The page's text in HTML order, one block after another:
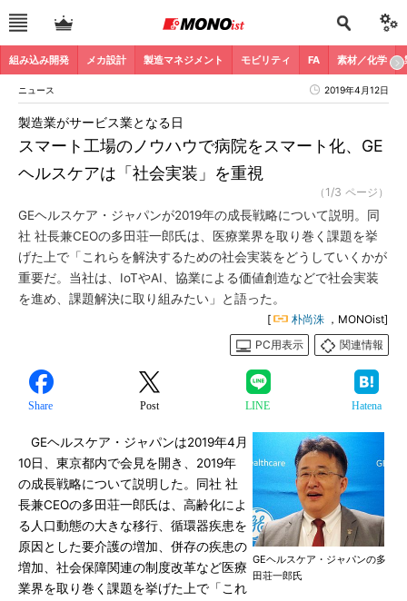
組み込み開発 メカ設計 製造マネジメント モビリティ FA 素材／化学
ニュース 2019年4月12日
スマート工場のノウハウで病院をスマート化、GE
ヘルスケアは「社会実装」を重視
製造業がサービス業となる日
（1/3 ページ）
GEヘルスケア・ジャパンが2019年の成長戦略について説明。同
社 社長兼CEOの多田荘一郎氏は、医療業界を取り巻く課題を挙
げた上で「これらを解決するための社会実装をどうしていくかが
重要だ。当社は、IoTやAI、協業による価値創造などで社会実装
を進め、課題解決に取り組みたい」と語った。
[ 朴尚洙 ，MONOist]
PC用表示
関連情報
Share Post LINE Hatena
GEヘルスケア・ジャパンの多
田荘一郎氏
GEヘルスケア・ジャパンは2019年4月
10日、東京都内で会見を開き、2019年
の成長戦略について説明した。同社 社
長兼CEOの多田荘一郎氏は、高齢化によ
る人口動態の大きな移行、循環器疾患を
原因とした要介護の増加、併存の疾患の
増加、社会保障関連の制度改革など医療
業界を取り巻く課題を挙げた上で「これ